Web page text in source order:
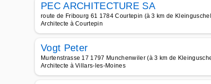
PEC ARCHITECTURE SA
route de Fribourg 61 1784 Courtepin (à 3 km de
Architecte à Courtepin
Vogt Peter
Murtenstrasse 17 1797 Munchenwiler (à 3 km de
Architecte à Villars-les-Moines